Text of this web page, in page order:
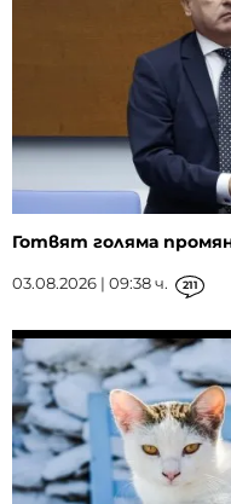
Готвят голяма
03.08.2026 | 09:38 ч. 211